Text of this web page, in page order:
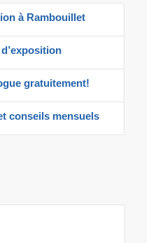
à Rambouillet
gratuitement!
conseils mensuels